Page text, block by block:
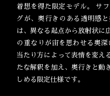
着想を得た限定モデル。
サ
グが、奥行きのある透明感
は、異なる起点から放射状に
の重なりが宙を思わせる奥深
当たり方によって表情を変え
たな解釈を加え、奥行きと動
しめる限定仕様です。